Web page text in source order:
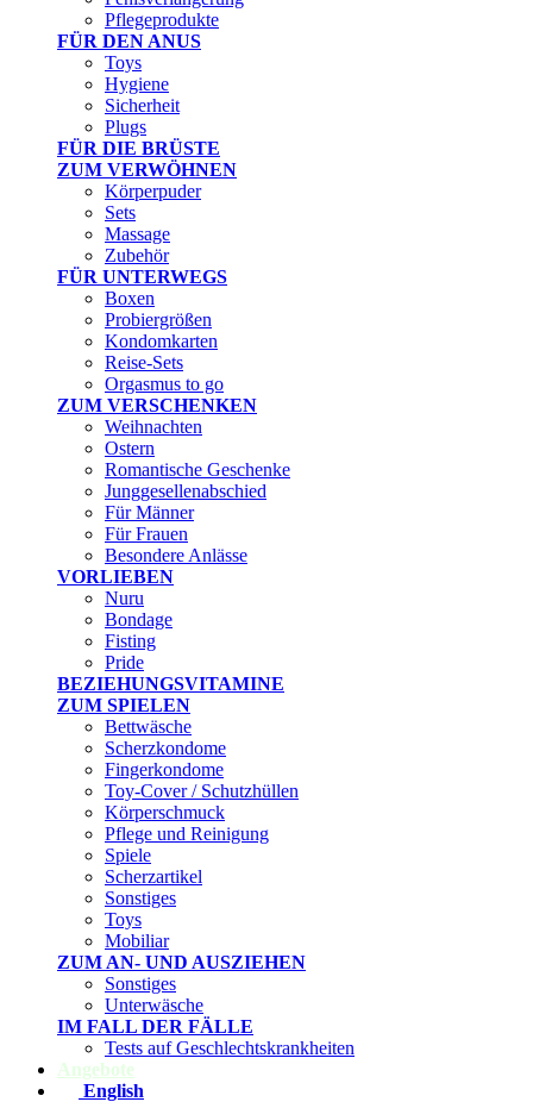
Pflegeprodukte
FÜR DEN ANUS
Toys
Hygiene
Sicherheit
Plugs
FÜR DIE BRÜSTE
ZUM VERWÖHNEN
Körperpuder
Sets
Massage
Zubehör
FÜR UNTERWEGS
Boxen
Probiergrößen
Kondomkarten
Reise-Sets
Orgasmus to go
ZUM VERSCHENKEN
Weihnachten
Ostern
Romantische Geschenke
Junggesellenabschied
Für Männer
Für Frauen
Besondere Anlässe
VORLIEBEN
Nuru
Bondage
Fisting
Pride
BEZIEHUNGSVITAMINE
ZUM SPIELEN
Bettwäsche
Scherzkondome
Fingerkondome
Toy-Cover / Schutzhüllen
Körperschmuck
Pflege und Reinigung
Spiele
Scherzartikel
Sonstiges
Toys
Mobiliar
ZUM AN- UND AUSZIEHEN
Sonstiges
Unterwäsche
IM FALL DER FÄLLE
Tests auf Geschlechtskrankheiten
Angebote
English